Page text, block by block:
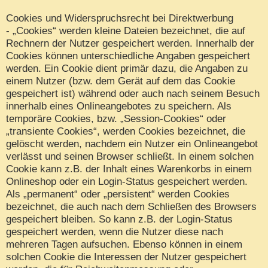
Cookies und Widerspruchsrecht bei Direktwerbung
- „Cookies“ werden kleine Dateien bezeichnet, die auf
Rechnern der Nutzer gespeichert werden. Innerhalb der
Cookies können unterschiedliche Angaben gespeichert
werden. Ein Cookie dient primär dazu, die Angaben zu
einem Nutzer (bzw. dem Gerät auf dem das Cookie
gespeichert ist) während oder auch nach seinem Besuch
innerhalb eines Onlineangebotes zu speichern. Als
temporäre Cookies, bzw. „Session-Cookies“ oder
„transiente Cookies“, werden Cookies bezeichnet, die
gelöscht werden, nachdem ein Nutzer ein Onlineangebot
verlässt und seinen Browser schließt. In einem solchen
Cookie kann z.B. der Inhalt eines Warenkorbs in einem
Onlineshop oder ein Login-Status gespeichert werden.
Als „permanent“ oder „persistent“ werden Cookies
bezeichnet, die auch nach dem Schließen des Browsers
gespeichert bleiben. So kann z.B. der Login-Status
gespeichert werden, wenn die Nutzer diese nach
mehreren Tagen aufsuchen. Ebenso können in einem
solchen Cookie die Interessen der Nutzer gespeichert